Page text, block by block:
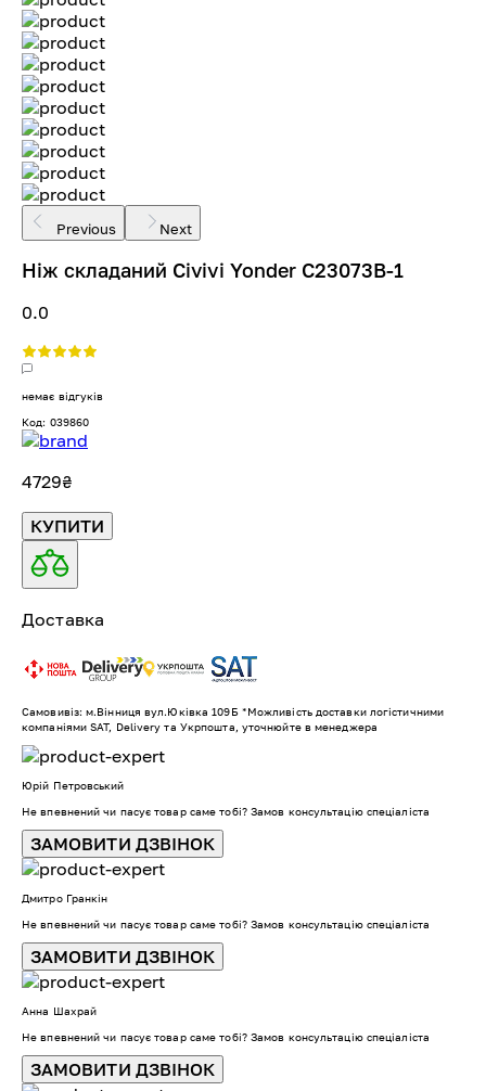
Previous Next
Ніж складаний Civivi Yonder C23073B-1
0.0
немає відгуків
Код: 039860
4729₴
КУПИТИ
Доставка
Самовивіз: м.Вінниця вул.Юківка 109Б *Можливість доставки логістичними
компаніями SAT, Delivery та Укрпошта, уточнюйте в менеджера
Юрій Петровський
Не впевнений чи пасує товар саме тобі? Замов консультацію спеціаліста
ЗАМОВИТИ ДЗВІНОК
Дмитро Гранкін
Не впевнений чи пасує товар саме тобі? Замов консультацію спеціаліста
ЗАМОВИТИ ДЗВІНОК
Анна Шахрай
Не впевнений чи пасує товар саме тобі? Замов консультацію спеціаліста
ЗАМОВИТИ ДЗВІНОК